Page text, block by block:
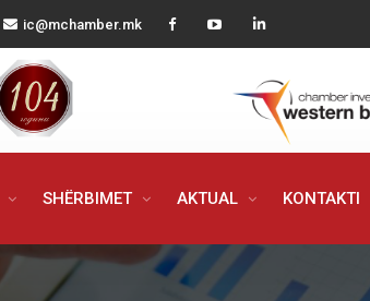
ic@mchamber.mk
SHËRBIMET AKTUAL KONTAKTI